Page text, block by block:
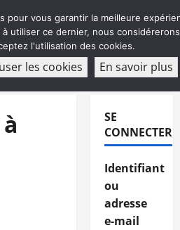
ABONNEMENT
SE
CONNECTER
Identifiant
ou
adresse
e-mail
pour vous garantir la meilleure
utiliser ce dernier, nous
l'utilisation des cookies.
les cookies En savoir plus